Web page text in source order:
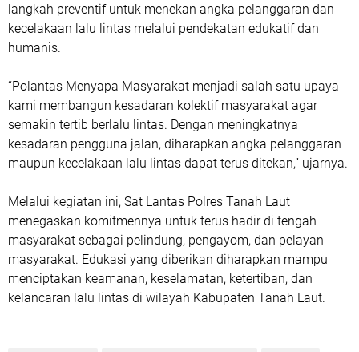
langkah preventif untuk menekan angka pelanggaran dan
kecelakaan lalu lintas melalui pendekatan edukatif dan
humanis.
“Polantas Menyapa Masyarakat menjadi salah satu upaya
kami membangun kesadaran kolektif masyarakat agar
semakin tertib berlalu lintas. Dengan meningkatnya
kesadaran pengguna jalan, diharapkan angka pelanggaran
maupun kecelakaan lalu lintas dapat terus ditekan,” ujarnya.
Melalui kegiatan ini, Sat Lantas Polres Tanah Laut
menegaskan komitmennya untuk terus hadir di tengah
masyarakat sebagai pelindung, pengayom, dan pelayan
masyarakat. Edukasi yang diberikan diharapkan mampu
menciptakan keamanan, keselamatan, ketertiban, dan
kelancaran lalu lintas di wilayah Kabupaten Tanah Laut.